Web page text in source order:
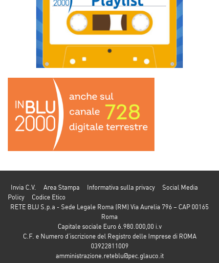
Invia C.V. Area Stampa Informativa sulla privacy
Social Media
Policy
Codice Etico
RETE BLU S.p.a - Sede Legale Roma (RM) Via Aurelia 796 – CAP 00165
Roma
Capitale sociale Euro 6.980.000,00 i.v
C.F. e Numero d’iscrizione del Registro delle Imprese di ROMA
03922811009
amministrazione.reteblu@pec.glauco.it